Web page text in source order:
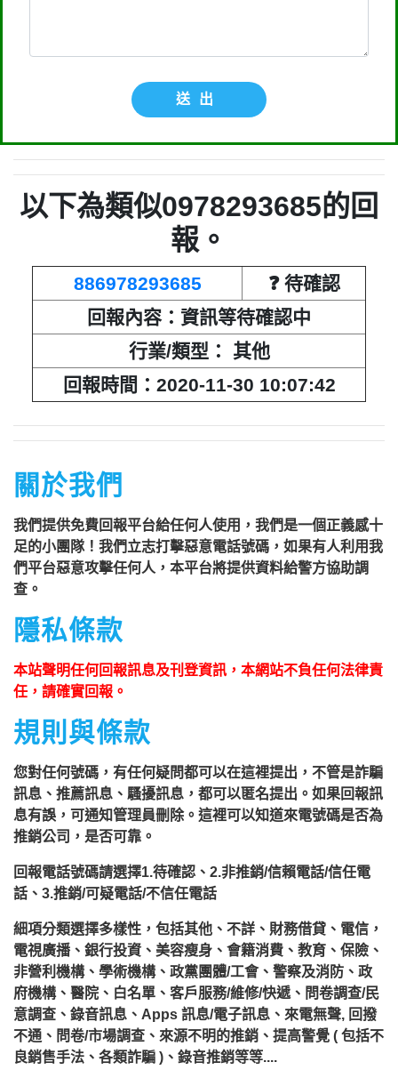
送出
以下為類似0978293685的回
報。
886978293685
❓ 待確認
回報內容：資訊等待確認中
行業/類型： 其他
回報時間：2020-11-30 10:07:42
關於我們
我們提供免費回報平台給任何人使用，我們是一個正義感十
足的小團隊！我們立志打擊惡意電話號碼，如果有人利用我
們平台惡意攻擊任何人，本平台將提供資料給警方協助調
查。
隱私條款
本站聲明任何回報訊息及刊登資訊，本網站不負任何法律責
任，請確實回報。
規則與條款
您對任何號碼，有任何疑問都可以在這裡提出，不管是詐騙
訊息、推薦訊息、騷擾訊息，都可以匿名提出。如果回報訊
息有誤，可通知管理員刪除。這裡可以知道來電號碼是否為
推銷公司，是否可靠。
回報電話號碼請選擇1.待確認、2.非推銷/信賴電話/信任電
話、3.推銷/可疑電話/不信任電話
細項分類選擇多樣性，包括其他、不詳、財務借貸、電信，
電視廣播、銀行投資、美容瘦身、會籍消費、教育、保險、
非營利機構、學術機構、政黨團體/工會、警察及消防、政
府機構、醫院、白名單、客戶服務/維修/快遞、問卷調查/民
意調查、錄音訊息、Apps 訊息/電子訊息、來電無聲, 回撥
不通、問卷/市場調查、來源不明的推銷、提高警覺 ( 包括不
良銷售手法、各類詐騙 )、錄音推銷等等....